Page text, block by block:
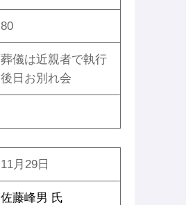
80
葬儀は近親者で執行
後日お別れ会
11月29日
佐藤峰男 氏